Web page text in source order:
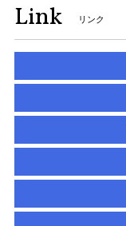
Link リンク